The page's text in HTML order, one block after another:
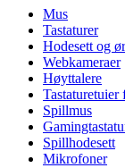
Mus
Tastaturer
Hodesett og
Webkameraer
Høyttalere
Tastaturetuier
Spillmus
Spillhodesett
Mikrofoner